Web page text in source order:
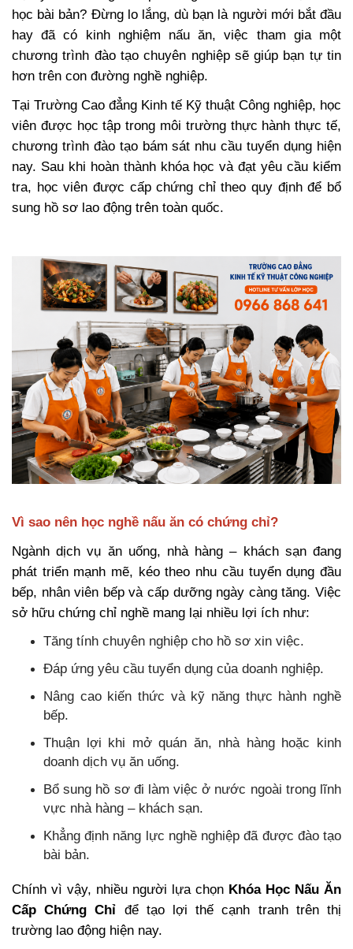
học bài bản? Đừng lo lắng, dù bạn là người mới bắt đầu
hay đã có kinh nghiệm nấu ăn, việc tham gia một
chương trình đào tạo chuyên nghiệp sẽ giúp bạn tự tin
hơn trên con đường nghề nghiệp.
Tại Trường Cao đẳng Kinh tế Kỹ thuật Công nghiệp, học
viên được học tập trong môi trường thực hành thực tế,
chương trình đào tạo bám sát nhu cầu tuyển dụng hiện
nay. Sau khi hoàn thành khóa học và đạt yêu cầu kiểm
tra, học viên được cấp chứng chỉ theo quy định để bổ
sung hồ sơ lao động trên toàn quốc.
Vì sao nên học nghề nấu ăn có chứng chỉ?
Ngành dịch vụ ăn uống, nhà hàng – khách sạn đang
phát triển mạnh mẽ, kéo theo nhu cầu tuyển dụng đầu
bếp, nhân viên bếp và cấp dưỡng ngày càng tăng. Việc
sở hữu chứng chỉ nghề mang lại nhiều lợi ích như:
Tăng tính chuyên nghiệp cho hồ sơ xin việc.
Đáp ứng yêu cầu tuyển dụng của doanh nghiệp.
Nâng cao kiến thức và kỹ năng thực hành nghề
bếp.
Thuận lợi khi mở quán ăn, nhà hàng hoặc kinh
doanh dịch vụ ăn uống.
Bổ sung hồ sơ đi làm việc ở nước ngoài trong lĩnh
vực nhà hàng – khách sạn.
Khẳng định năng lực nghề nghiệp đã được đào tạo
bài bản.
Chính vì vậy, nhiều người lựa chọn Khóa Học Nấu Ăn
Cấp Chứng Chỉ để tạo lợi thế cạnh tranh trên thị
trường lao động hiện nay.